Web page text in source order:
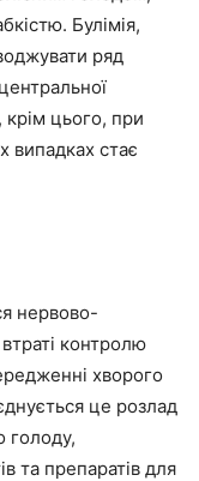
Булімія,
ряд
цього, при
випадках стає
нервово-
контролю
хворого
це розлад
голоду,
та препаратів для